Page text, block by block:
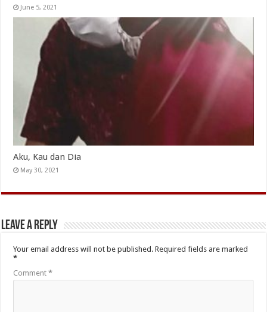
June 5, 2021
Aku, Kau dan Dia
May 30, 2021
Leave a Reply
Your email address will not be published. Required fields are marked
*
Comment*